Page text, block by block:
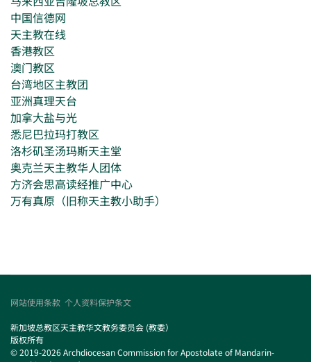
中国信德网
天主教在线
香港教区
澳门教区
台湾地区主教团
亚洲真理天台
加拿大盐与光
悉尼巴拉玛打教区
洛杉矶圣汤玛斯天主堂
奥克兰天主教华人团体
方济会思高读经推广中心
万有真原（旧称天主教小助手）
网站使用条款 个人资料保护条文
新加坡总教区天主教华文教务委员会 (教委）
版权所有
© 2019-2026 Archdiocesan Commission for Apostolate of Mandarin-